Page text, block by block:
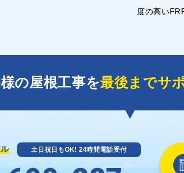
度の高い
の屋根工事を最後までサ
土日祝日もOK! 24時間電話受付